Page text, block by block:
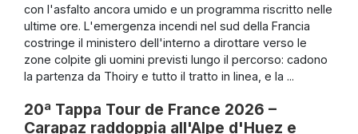
con l'asfalto ancora umido e un programma riscritto nelle
ultime ore. L'emergenza incendi nel sud della Francia
costringe il ministero dell'interno a dirottare verso le
zone colpite gli uomini previsti lungo il percorso: cadono
la partenza da Thoiry e tutto il tratto in linea, e la ...
20ª Tappa Tour de France 2026 –
Carapaz raddoppia all'Alpe d'Huez e